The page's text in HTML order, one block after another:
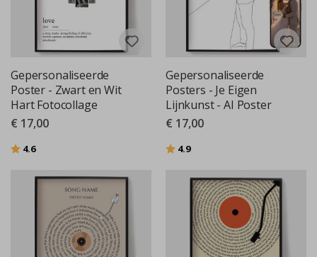
Gepersonaliseerde
Poster - Zwart en Wit
Hart Fotocollage
€ 17,00
Beoordeling:
4.6uit 5 sterren
Gepersonaliseerde
Posters - Je Eigen
Lijnkunst - AI Poster
€ 17,00
Beoordeling:
4.9uit 5 sterren